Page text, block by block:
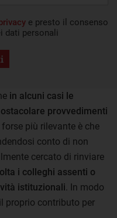
e presto il consenso
dati personali
in alcuni casi le
provvedimenti
forse più rilevante è che
conto di non
cercato di rinviare
i colleghi assenti o
istituzionali . In modo
proprio contributo per